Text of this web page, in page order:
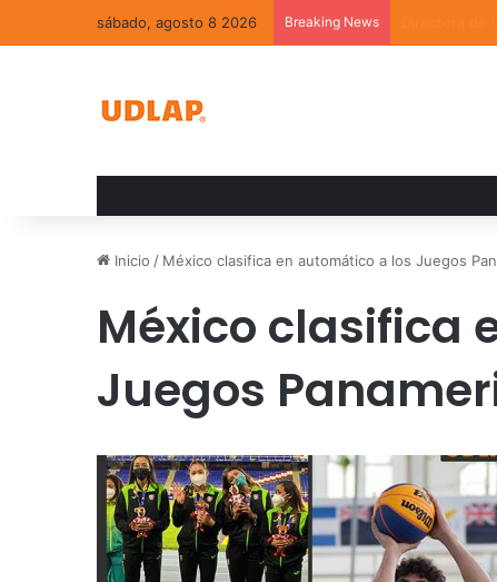
sábado, agosto 8 2026 Breaking News
Inicio / México clasifica en automático a los Juegos
México clasifica
Juegos